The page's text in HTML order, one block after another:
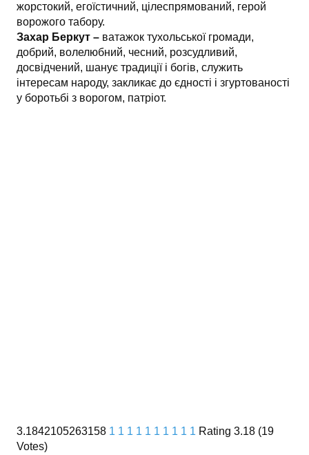
жорстокий, егоїстичний, цілеспрямований, герой
ворожого табору.
Захар Беркут – ватажок тухольської громади,
добрий, волелюбний, чесний, розсудливий,
досвідчений, шанує традиції і богів, служить
інтересам народу, закликає до єдності і згуртованості
у боротьбі з ворогом, патріот.
3.1842105263158 1 1 1 1 1 1 1 1 1 1 Rating 3.18 (19
Votes)